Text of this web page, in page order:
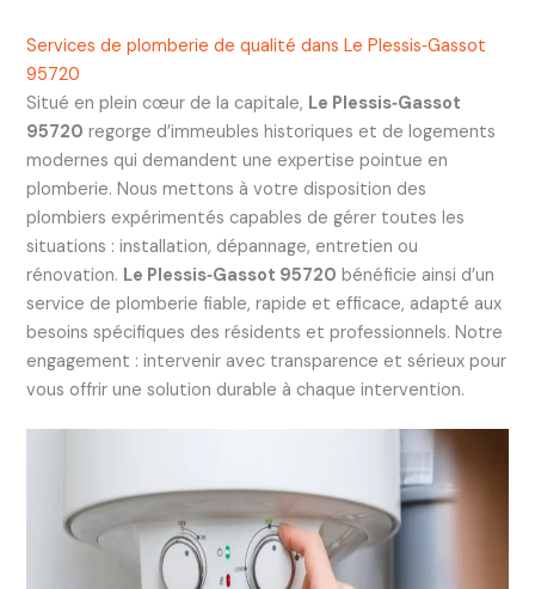
Services de plomberie de qualité dans Le Plessis‑Gassot
95720
Situé en plein cœur de la capitale, Le Plessis‑Gassot
95720 regorge d’immeubles historiques et de logements
modernes qui demandent une expertise pointue en
plomberie. Nous mettons à votre disposition des
plombiers expérimentés capables de gérer toutes les
situations : installation, dépannage, entretien ou
rénovation. Le Plessis‑Gassot 95720 bénéficie ainsi d’un
service de plomberie fiable, rapide et efficace, adapté aux
besoins spécifiques des résidents et professionnels. Notre
engagement : intervenir avec transparence et sérieux pour
vous offrir une solution durable à chaque intervention.